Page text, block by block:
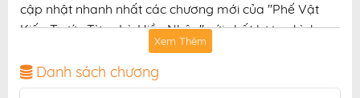
cập nhật nhanh nhất các chương mới của "Phế Vật
Kiếp Trước Từng Là Hiền Nhân" với chất lượng hình
ảnh sắc nét, bản dịch chuẩn và giao diện thân thiện,
mang đến trải nghiệm đọc truyện hấp dẫn, tiện lợi,
hoàn toàn miễn phí cho độc giả yêu thích truyện tranh
Xem Thêm
Danh sách chương